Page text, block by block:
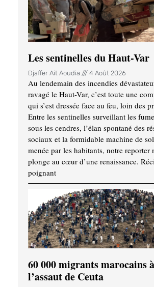
Les sentinelles du Haut-Var
Djaffer Ait Aoudia 4 Août 2026
Au lendemain des incendies
ravagé le Haut-Var, c’est toute une
qui s’est dressée face au feu, loin des
Entre les sentinelles surveillant les
sous les cendres, l’élan spontané des
sociaux et la formidable machine de
menée par les habitants, notre reporter
plonge au cœur d’une renaissance.
poignant
60 000 migrants marocains à
l’assaut de Ceuta